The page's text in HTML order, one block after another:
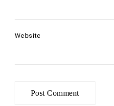
Website